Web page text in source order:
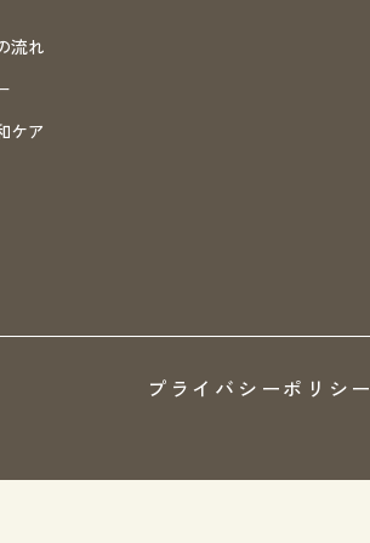
流れ
ケア
プライバシーポリシー